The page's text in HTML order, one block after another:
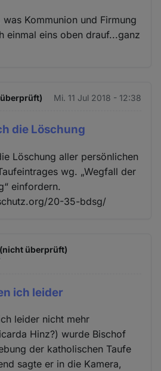
Kommunion und Firmung
einmal eins oben drauf...ganz
Mi. 11 Jul 2018 - 12:38
die Löschung
Löschung aller persönlichen
wg. „Wegfall der
einfordern.
20-35-bdsg/
überprüft)
ich leider
leider nicht mehr
Hinz?) wurde Bischof
der katholischen Taufe
sagte er in die Kamera,